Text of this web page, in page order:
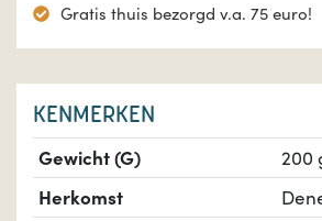
Gratis thuis bezorgd v.a. 75 euro!
KENMERKEN
Gewicht (G)
200
Herkomst